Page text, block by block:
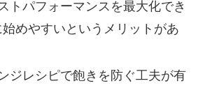
トパフォーマンスを最大化でき
めやすいというメリットがあ
ジレシピで飽きを防ぐ工夫が有